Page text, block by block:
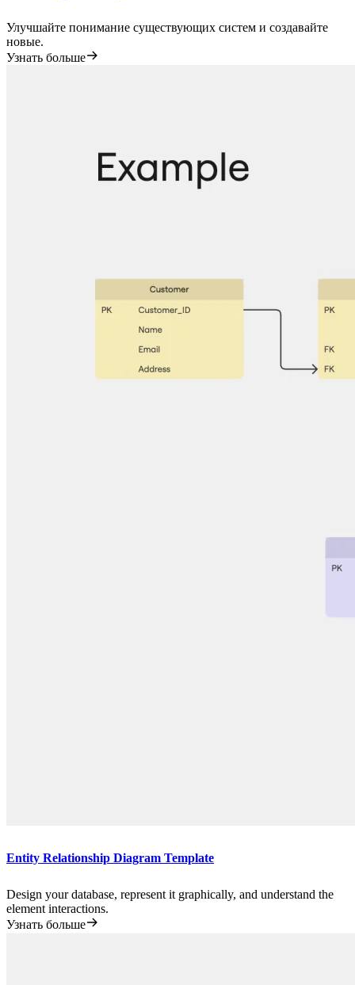
Улучшайте понимание существующих систем и создавайте
новые.
Узнать больше
Entity Relationship Diagram Template
Design your database, represent it graphically, and understand the
element interactions.
Узнать больше